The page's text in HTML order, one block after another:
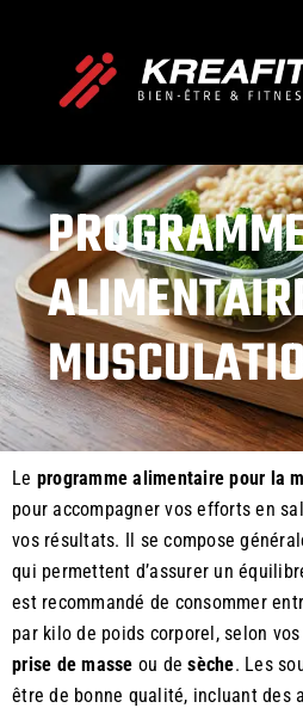
Le programme alimentaire pour la
pour accompagner vos efforts en
vos résultats. Il se compose
qui permettent d’assurer un
est recommandé de consommer
par kilo de poids corporel, selon vos
prise de masse ou desèche. Les
être de bonne qualité, incluant des